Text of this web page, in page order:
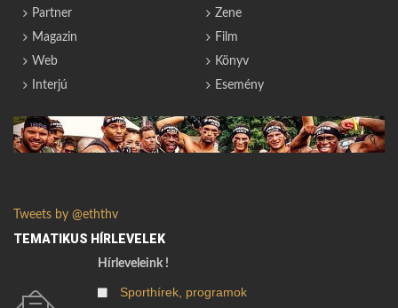
Partner
Magazin
Web
Interjú
Zene
Film
Könyv
Esemény
Tweets by @eththv
TEMATIKUS HÍRLEVELEK
Hírleveleink !
Sporthírek, programok